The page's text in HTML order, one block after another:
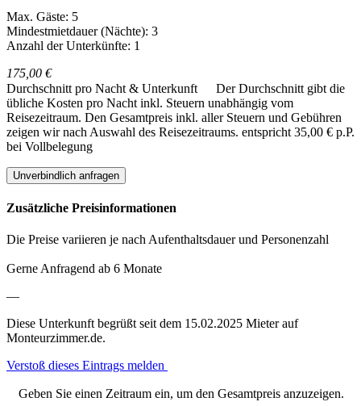
Max. Gäste: 5
Mindestmietdauer (Nächte): 3
Anzahl der Unterkünfte: 1
175,00 €
Durchschnitt pro Nacht & Unterkunft
Der Durchschnitt gibt die
übliche Kosten pro Nacht inkl. Steuern unabhängig vom
Reisezeitraum. Den Gesamtpreis inkl. aller Steuern und Gebühren
zeigen wir nach Auswahl des Reisezeitraums. entspricht 35,00 € p.P.
bei Vollbelegung
Unverbindlich anfragen
Zusätzliche Preisinformationen
Die Preise variieren je nach Aufenthaltsdauer und Personenzahl
Gerne Anfragend ab 6 Monate
—
Diese Unterkunft begrüßt seit dem 15.02.2025 Mieter auf
Monteurzimmer.de.
Verstoß dieses Eintrags melden
Geben Sie einen Zeitraum ein, um den Gesamtpreis anzuzeigen.